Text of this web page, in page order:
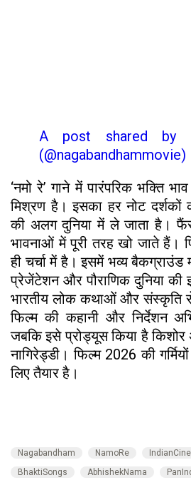
A post shared by
(@nagabandhammovie)
‘नमो रे’ गाने में पारंपरिक भक्ति
मिश्रण है। इसका हर नोट
की अलग दुनिया में ले जाता है।
भावनाओं में पूरी तरह खो जाते हैं।
ही चर्चा में है। इसमें भव्य बैकग्राउंड
प्रेजेंटेशन और पौराणिक दुनिया की
भारतीय लोक कथाओं और संस्कृति
फिल्म की कहानी और निर्देशन
जबकि इसे प्रोड्यूस किया है किशोर
नागिरेड्डी। फिल्म 2026 की
लिए तैयार है।
Nagabandham NamoRe
BhaktiSongs
AbhishekNama